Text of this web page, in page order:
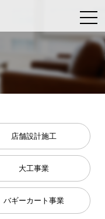
店舗設計施工
大工事業
バギーカート事業